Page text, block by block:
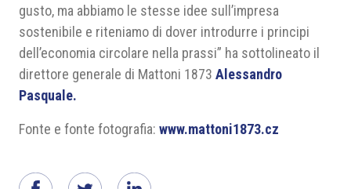
gusto, ma abbiamo le stesse idee sull’impresa
sostenibile e riteniamo di dover introdurre i principi
dell’economia circolare nella prassi” ha sottolineato il
direttore generale di Mattoni 1873 Alessandro
Pasquale.
Fonte e fonte fotografia: www.mattoni1873.cz